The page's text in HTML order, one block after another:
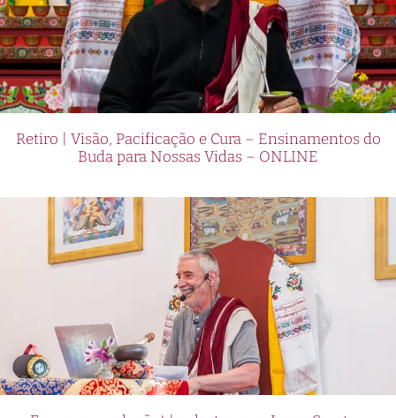
Retiro | Visão, Pacificação e Cura – Ensinamentos do
Buda para Nossas Vidas – ONLINE